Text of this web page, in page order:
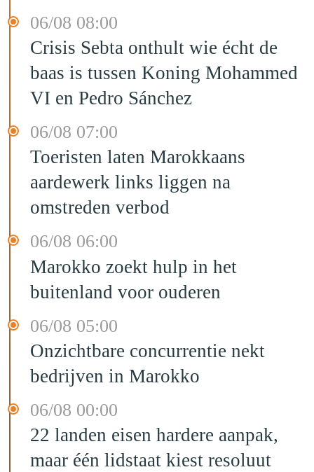
06/08 08:00
Crisis Sebta onthult wie écht de
baas is tussen Koning Mohammed
VI en Pedro Sánchez
06/08 07:00
Toeristen laten Marokkaans
aardewerk links liggen na
omstreden verbod
06/08 06:00
Marokko zoekt hulp in het
buitenland voor ouderen
06/08 05:00
Onzichtbare concurrentie nekt
bedrijven in Marokko
06/08 00:00
22 landen eisen hardere aanpak,
maar één lidstaat kiest resoluut